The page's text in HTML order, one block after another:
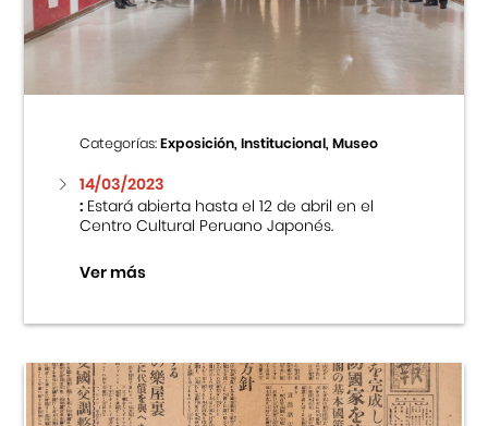
Categorías:Exposición, Institucional, Museo
14/03/2023
:Estará abierta hasta el 12 de abril en el
Centro Cultural Peruano Japonés.
Ver más